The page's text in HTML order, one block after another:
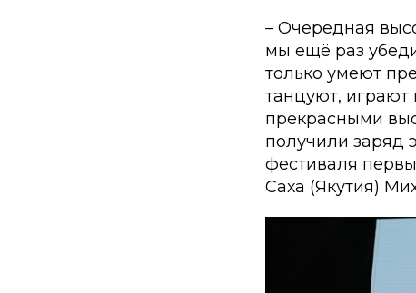
– Очередная
мы ещё раз
только умеют
танцуют, играют
прекрасными
получили заряд
фестиваля
Саха (Якутия)